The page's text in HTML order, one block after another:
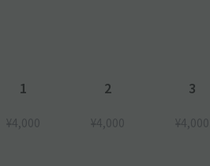
1
¥4,000
2
¥4,000
3
¥4,000